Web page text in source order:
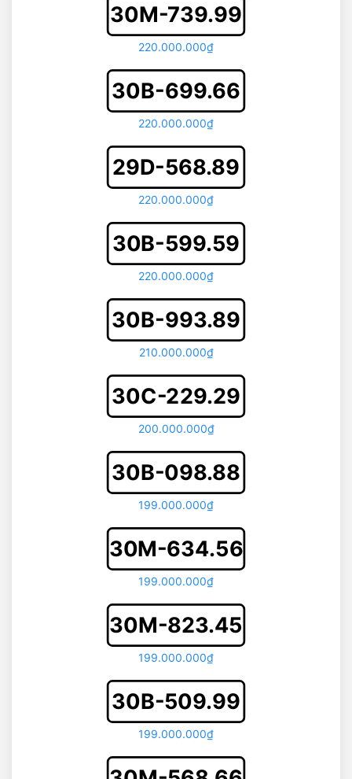
30M-739.99
220.000.000₫
30B-699.66
220.000.000₫
29D-568.89
220.000.000₫
30B-599.59
220.000.000₫
30B-993.89
210.000.000₫
30C-229.29
200.000.000₫
30B-098.88
199.000.000₫
30M-634.56
199.000.000₫
30M-823.45
199.000.000₫
30B-509.99
199.000.000₫